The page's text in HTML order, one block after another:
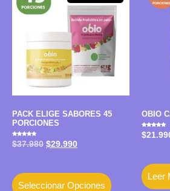
PACK ELIGE SABORES 45
PORCIONES
Valorado
con
$37.980 $29.990
Seleccionar Opciones
OBIO
Valorado
con
$
Leer